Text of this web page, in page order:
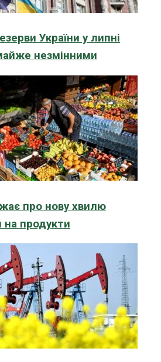
України у липні
незмінними
про нову хвилю
на продукти